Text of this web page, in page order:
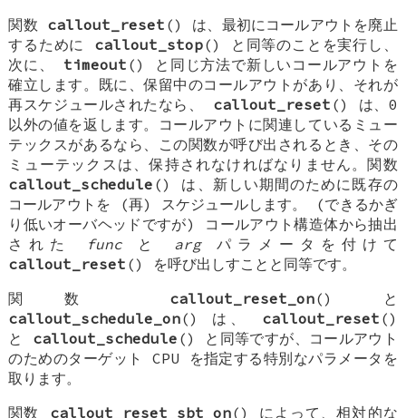
関数 callout_reset () は、最初にコールアウトを廃止
するために callout_stop() と同等のことを実行し、
次に、 timeout () と同じ方法で新しいコールアウトを
確立します。既に、保留中のコールアウトがあり、それが
再スケジュールされたなら、 callout_reset () は、0
以外の値を返します。コールアウトに関連しているミュー
テックスがあるなら、この関数が呼び出されるとき、その
ミューテックスは、保持されなければなりません。関数
callout_schedule () は、新しい期間のために既存の
コールアウトを (再) スケジュールします。 (できるかぎ
り低いオーバヘッドですが) コールアウト構造体から抽出
された
func と argパラメータを付けて
callout_reset () を呼び出しすことと同等です。
関数 callout_reset_on() と
callout_schedule_on() は、 callout_reset ()
と callout_schedule () と同等ですが、コールアウト
のためのターゲット CPU を指定する特別なパラメータを
取ります。
関数 callout_reset_sbt_on() によって、相対的な